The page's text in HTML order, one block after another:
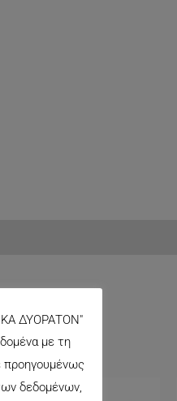
ΔΥΟΡΑΤΟΝ"
με τη
προηγουμένως
δεδομένων,